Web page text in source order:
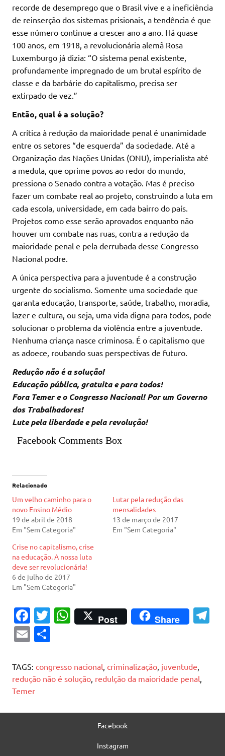
recorde de desemprego que o Brasil vive e a ineficiência
de reinserção dos sistemas prisionais, a tendência é que
esse número continue a crescer ano a ano. Há quase
100 anos, em 1918, a revolucionária alemã Rosa
Luxemburgo já dizia: “O sistema penal existente,
profundamente impregnado de um brutal espírito de
classe e da barbárie do capitalismo, precisa ser
extirpado de vez.”
Então, qual é a solução?
A crítica à redução da maioridade penal é unanimidade
entre os setores “de esquerda” da sociedade. Até a
Organização das Nações Unidas (ONU), imperialista até
a medula, que oprime povos ao redor do mundo,
pressiona o Senado contra a votação. Mas é preciso
fazer um combate real ao projeto, construindo a luta em
cada escola, universidade, em cada bairro do país.
Projetos como esse serão aprovados enquanto não
houver um combate nas ruas, contra a redução da
maioridade penal e pela derrubada desse Congresso
Nacional podre.
A única perspectiva para a juventude é a construção
urgente do socialismo. Somente uma sociedade que
garanta educação, transporte, saúde, trabalho, moradia,
lazer e cultura, ou seja, uma vida digna para todos, pode
solucionar o problema da violência entre a juventude.
Nenhuma criança nasce criminosa. É o capitalismo que
as adoece, roubando suas perspectivas de futuro.
Redução não é a solução!
Educação pública, gratuita e para todos!
Fora Temer e o Congresso Nacional! Por um Governo
dos Trabalhadores!
Lute pela liberdade e pela revolução!
Facebook Comments Box
Relacionado
Um velho caminho para o
novo Ensino Médio
19 de abril de 2018
Em "Sem Categoria"
Lutar pela redução das
mensalidades
13 de março de 2017
Em "Sem Categoria"
Crise no capitalismo, crise
na educação. A nossa luta
deve ser revolucionária!
6 de julho de 2017
Em "Sem Categoria"
Fa
c
e
b
o
o
k
T
te
r
W
h
s
A
p
Post Share
E
ai
l
ar
e
TAGS: congresso nacional criminalização juventude
redução não é solução redulção da maioridade penal
Temer
Facebook
Instagram